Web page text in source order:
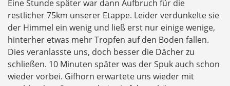
Eine Stunde später war dann Aufbruch für die
restlicher 75km unserer Etappe. Leider verdunkelte sie
der Himmel ein wenig und ließ erst nur einige wenige,
hinterher etwas mehr Tropfen auf den Boden fallen.
Dies veranlasste uns, doch besser die Dächer zu
schließen. 10 Minuten später was der Spuk auch schon
wieder vorbei. Gifhorn erwartete uns wieder mit